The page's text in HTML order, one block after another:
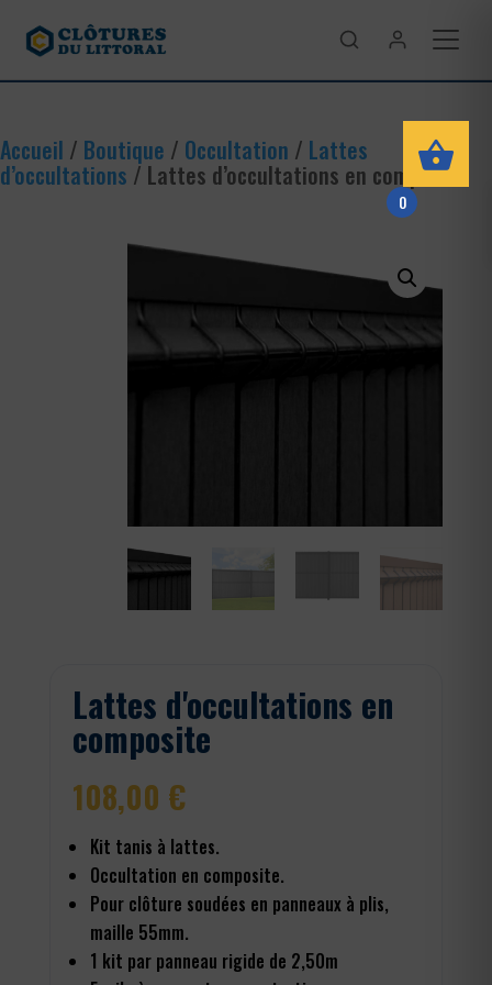
Accueil / Boutique / Occultation / Lattes
d’occultations / Lattes d’occultations en composite
Lattes d'occultations en
composite
108,00 €
Kit tanis à lattes.
Occultation en composite.
Pour clôture soudées en panneaux à plis,
maille 55mm.
1 kit par panneau rigide de 2,50m
0